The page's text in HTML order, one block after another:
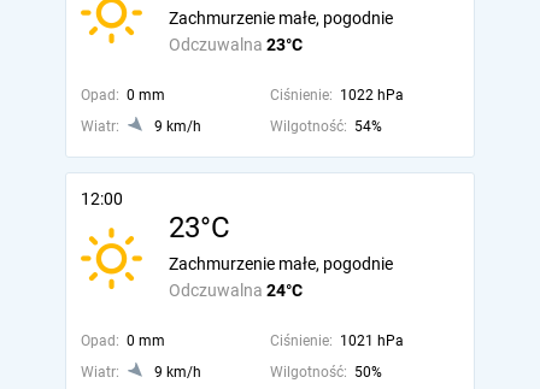
Odczuwalna 23°C
Zachmurzenie małe, pogodnie
Opad: 0 mm Ciśnienie: 1022 hPa
Wiatr:
9 km/h Wilgotność: 54%
12:00
23°C
Odczuwalna 24°C
Zachmurzenie małe, pogodnie
Opad: 0 mm Ciśnienie: 1021 hPa
Wiatr:
9 km/h Wilgotność: 50%